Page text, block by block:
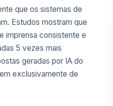
que os sistemas de
Estudos mostram que
imprensa consistente e
5 vezes mais
geradas por IA do
exclusivamente de